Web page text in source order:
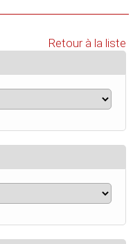
Retour à la liste